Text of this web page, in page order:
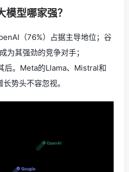
型哪家强？
（76%）占据主导地位；谷
为其强劲的竞争对手；
后。Meta的Llama、Mistral和
势头不容忽视。